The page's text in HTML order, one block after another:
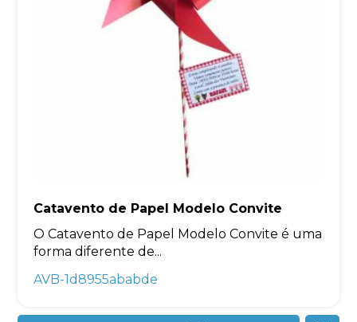
Catavento de Papel Modelo Convite
O Catavento de Papel Modelo Convite é uma
forma diferente de...
AVB-1d8955ababde